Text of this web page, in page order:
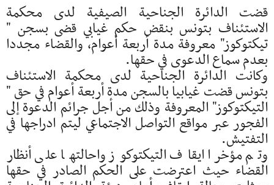
قضت الدائرة الجناحية الصيفية لدى محكمة
الاستئناف بتونس بنقض حكم غيابي قضى بسجن "
تيكتوكوز" معروفة مدة أربعة أعوام، والقضاء مجددا
بعدم سماع الدعوى في حقها.
وكانت الدائرة الجناحية لدى محكمة الاستئناف
بتونس قضت غيابيا بالسجن مدة أربعة أعوام في حق "
التيكتوكوز" المعروفة وذلك من أجل جرائم الدعوة إلى
الفجور عبر مواقع التواصل الاجتماعي ليتم ادراجها في
التفتيش.
وتم مؤخرا ايقاف التيكتوكوز واحالتها على أنظار
القضاء حيث اعترضت على الحكم الصادر في حقها